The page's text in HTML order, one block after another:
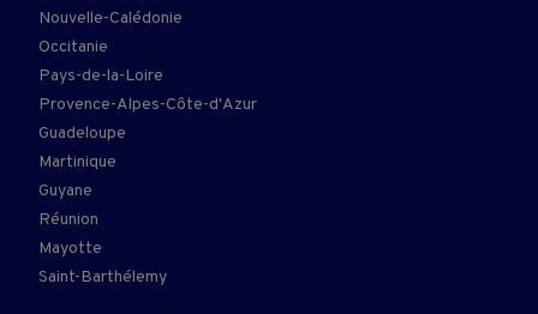
Nouvelle-Calédonie
Occitanie
Pays-de-la-Loire
Provence-Alpes-Côte-d'Azur
Guadeloupe
Martinique
Guyane
Réunion
Mayotte
Saint-Barthélemy